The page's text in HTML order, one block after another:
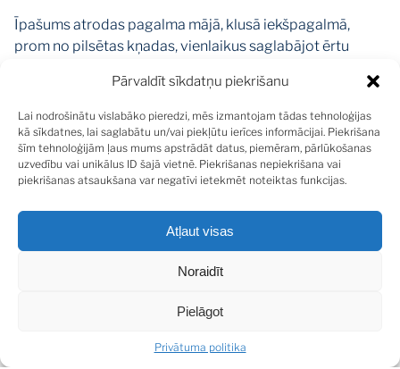
Pārvaldīt sīkdatņu piekrišanu
Lai nodrošinātu vislabāko pieredzi, mēs izmantojam tādas tehnoloģijas
kā sīkdatnes, lai saglabātu un/vai piekļūtu ierīces informācijai. Piekrišana
šīm tehnoloģijām ļaus mums apstrādāt datus, piemēram, pārlūkošanas
uzvedību vai unikālus ID šajā vietnē. Piekrišanas nepiekrišana vai
piekrišanas atsaukšana var negatīvi ietekmēt noteiktas funkcijas.
Atļaut visas
Noraidīt
Pielāgot
Privātuma politika
Īpašums atrodas pagalma mājā, klusā iekšpagalmā,
prom no pilsētas kņadas, vienlaikus saglabājot ērtu
nodrošina bagātīgu dabisko apgaismojumu visas dienas
garumā, radot siltu un patīkamu dzīves vidi.
Dzīvoklis ir atbrīvots un pilnībā gatavs jaunajam
īpašniekam lieliska iespēja tiem, kas vēlas ātri ievākties
bez papildu ieguldījumiem.
Ja meklējat mierpilnu mājokli ar raksturu un labu lokāciju,
šis dzīvoklis noteikti ir apskates vērts.